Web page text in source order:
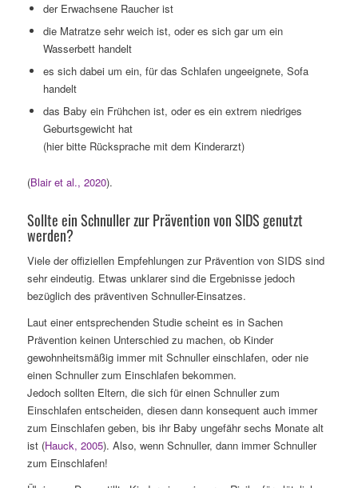
der Erwachsene Raucher ist
die Matratze sehr weich ist, oder es sich gar um ein
Wasserbett handelt
es sich dabei um ein, für das Schlafen ungeeignete, Sofa
handelt
das Baby ein Frühchen ist, oder es ein extrem niedriges
Geburtsgewicht hat
(hier bitte Rücksprache mit dem Kinderarzt)
(Blair et al., 2020).
Sollte ein Schnuller zur Prävention von SIDS genutzt
werden?
Viele der offiziellen Empfehlungen zur Prävention von SIDS sind
sehr eindeutig. Etwas unklarer sind die Ergebnisse jedoch
bezüglich des präventiven Schnuller-Einsatzes.
Laut einer entsprechenden Studie scheint es in Sachen
Prävention keinen Unterschied zu machen, ob Kinder
gewohnheitsmäßig immer mit Schnuller einschlafen, oder nie
einen Schnuller zum Einschlafen bekommen.
Jedoch sollten Eltern, die sich für einen Schnuller zum
Einschlafen entscheiden, diesen dann konsequent auch immer
zum Einschlafen geben, bis ihr Baby ungefähr sechs Monate alt
ist (Hauck, 2005). Also, wenn Schnuller, dann immer Schnuller
zum Einschlafen!